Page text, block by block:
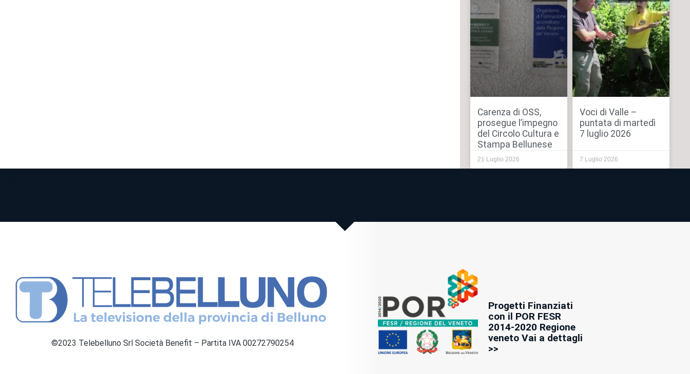
Carenza di OSS,
prosegue l’impegno
del Circolo Cultura e
Stampa Bellunese
21 Luglio 2026
Voci di Valle –
puntata di martedì
7 luglio 2026
7 Luglio 2026
©2023 Telebelluno Srl Società Benefit – Partita IVA 00272790254
Progetti Finanziati
con il POR FESR
2014-2020 Regione
veneto Vai a dettagli
>>